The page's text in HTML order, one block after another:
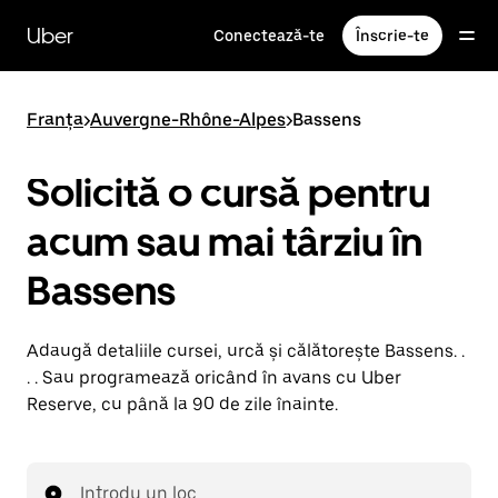
direct
conținutul
principal
Uber Conectează-te Înscrie-te
Franța>Auvergne-Rhône-Alpes>Bassens
Solicită o cursă pentru
acum sau mai târziu în
Bassens
Adaugă detaliile cursei, urcă și călătorește Bassens. .
. . Sau programează oricând în avans cu Uber
Reserve, cu până la 90 de zile înainte.
Introdu un loc